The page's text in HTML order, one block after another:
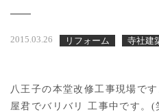
2015.03.26 リフォーム 寺社建
八王子の本堂改修工事現場で
屋君でバリバリ 工事中です。